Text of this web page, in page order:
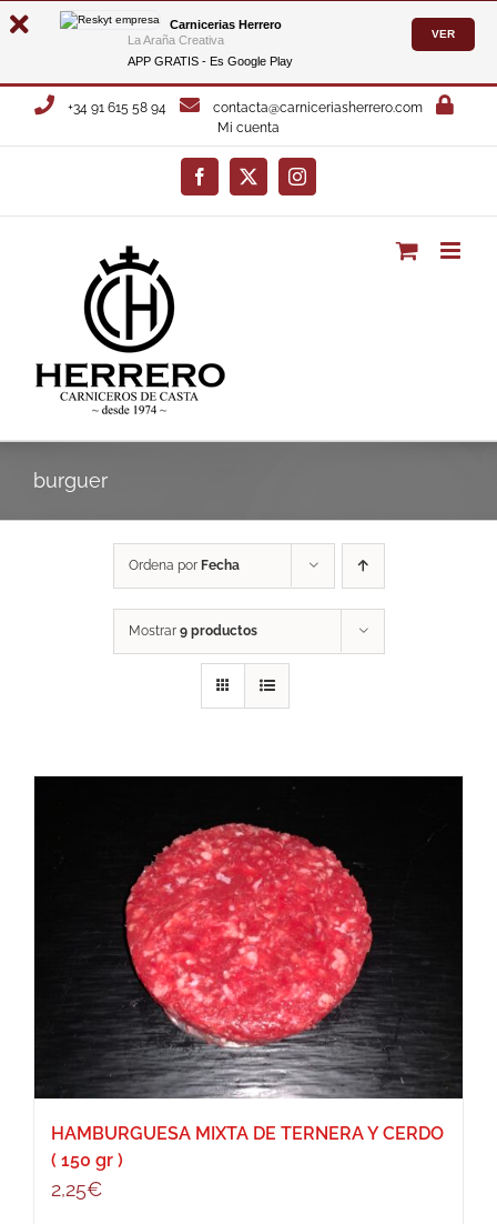
Carnicerias Herrero
La Araña Creativa
APP GRATIS - Es Google Play
VER
Saltar
+34 91 615 58 94
contacta@carniceriasherrero.com
Mi cuenta
Facebook
X Instagram
burguer
Ordena por Fecha
Mostrar 9 productos
HAMBURGUESA MIXTA DE TERNERA Y CERDO
( 150 gr )
2,25€